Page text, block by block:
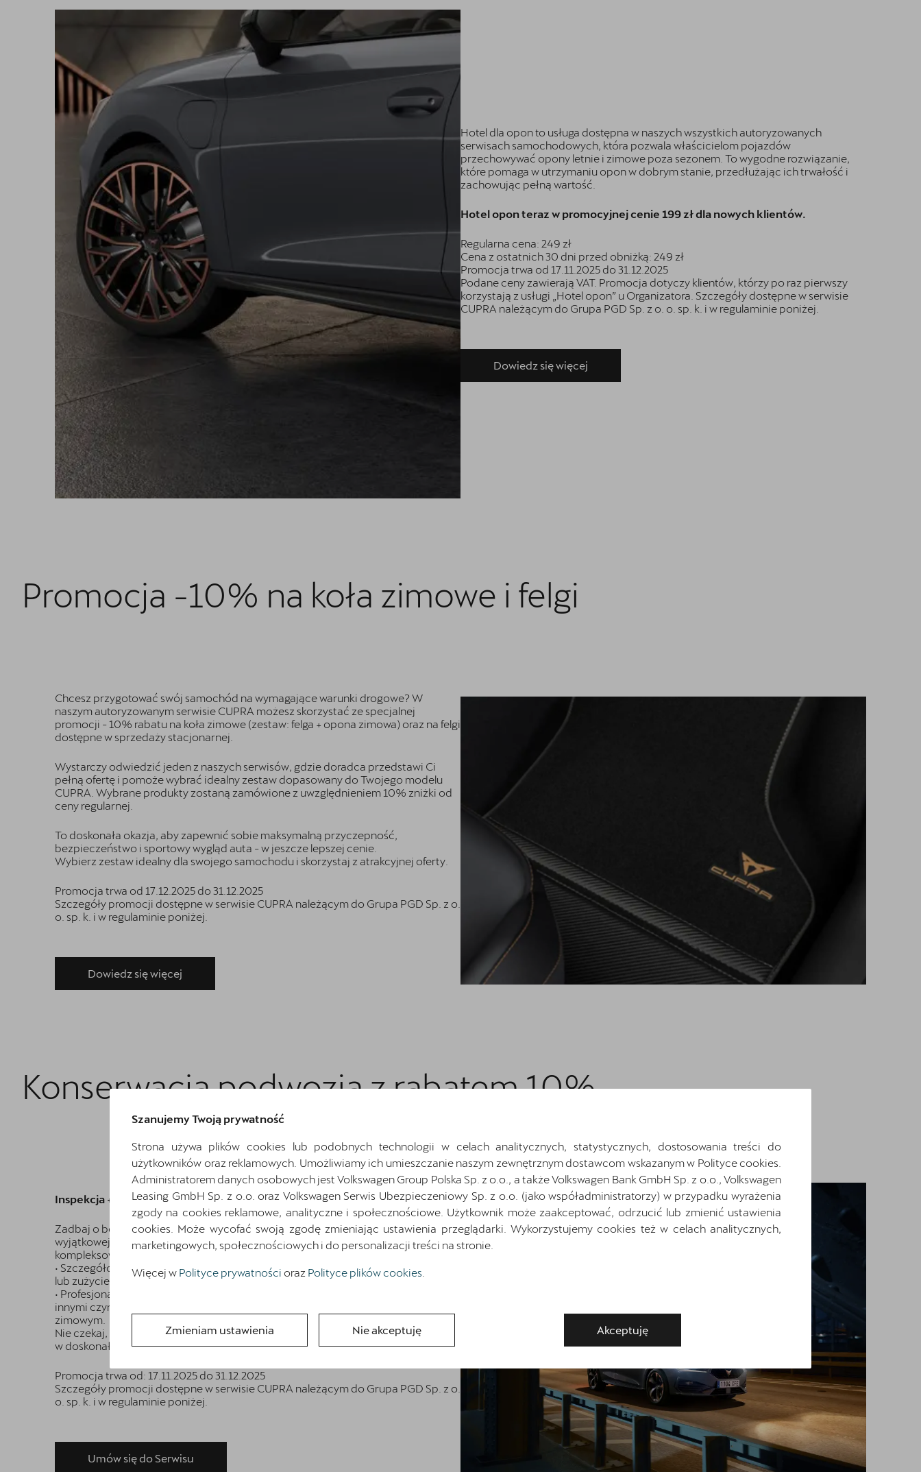
Finansowanie
Serwis
Oryginalne części zamienne
Akcesoria CUPRA
Hotel dla opon to usługa dostępna w naszych wszystkich autoryzowanych
serwisach samochodowych, która pozwala właścicielom pojazdów
przechowywać opony letnie i zimowe poza sezonem. To wygodne rozwiązanie,
które pomaga w utrzymaniu opon w dobrym stanie, przedłużając ich trwałość i
zachowując pełną wartość.
Hotel opon teraz w promocyjnej cenie 199 zł dla nowych klientów.
Regularna cena: 249 zł
Cena z ostatnich 30 dni przed obniżką: 249 zł
Promocja trwa od 17.11.2025 do 31.12.2025
Podane ceny zawierają VAT. Promocja dotyczy klientów, którzy po raz pierwszy
korzystają z usługi „Hotel opon” u Organizatora. Szczegóły dostępne w serwisie
CUPRA należącym do Grupa PGD Sp. z o. o. sp. k. i w regulaminie poniżej.
Dowiedz się więcej
Promocja -10% na koła zimowe i felgi
Chcesz przygotować swój samochód na wymagające warunki drogowe? W
naszym autoryzowanym serwisie CUPRA możesz skorzystać ze specjalnej
promocji - 10% rabatu na koła zimowe (zestaw: felga + opona zimowa) oraz na felgi
dostępne w sprzedaży stacjonarnej.
Wystarczy odwiedzić jeden z naszych serwisów, gdzie doradca przedstawi Ci
pełną ofertę i pomoże wybrać idealny zestaw dopasowany do Twojego modelu
CUPRA. Wybrane produkty zostaną zamówione z uwzględnieniem 10% zniżki od
ceny regularnej.
To doskonała okazja, aby zapewnić sobie maksymalną przyczepność,
bezpieczeństwo i sportowy wygląd auta - w jeszcze lepszej cenie.
Wybierz zestaw idealny dla swojego samochodu i skorzystaj z atrakcyjnej oferty.
Promocja trwa od 17.12.2025 do 31.12.2025
Szczegóły promocji dostępne w serwisie CUPRA należącym do Grupa PGD Sp. z o.
o. sp. k. i w regulaminie poniżej.
Dowiedz się więcej
Konserwacja podwozia z rabatem 10%
Inspekcja + konserwacja podwozia -10%!
Zadbaj o bezpieczeństwo i długowieczność swojego pojazdu, korzystając z
wyjątkowej oferty w naszym serwisie. Teraz oferujemy 10% rabatu na
kompleksową usługę, która obejmuje:
• Szczegółową inspekcję podwozia, aby wykryć wszelkie potencjalne uszkodzenia
lub zużycie.
• Profesjonalną konserwację podwozia, która zapewni ochronę przed korozją i
innymi czynnikami zewnętrznymi, szczególnie ważną w okresie jesienno-
zimowym.
Nie czekaj, skorzystaj z promocji już teraz i ciesz się pewnością, że Twoje auto jest
w doskonałej kondycji!
Promocja trwa od: 17.11.2025 do 31.12.2025
Szczegóły promocji dostępne w serwisie CUPRA należącym do Grupa PGD Sp. z o.
o. sp. k. i w regulaminie poniżej.
Umów się do Serwisu
Szanujemy Twoją prywatność
Strona używa plików cookies lub podobnych technologii w celach analitycznych, statystycznych, dostosowania treści do
użytkowników oraz reklamowych. Umożliwiamy ich umieszczanie naszym zewnętrznym dostawcom wskazanym w Polityce cookies.
Administratorem danych osobowych jest Volkswagen Group Polska Sp. z o.o., a także Volkswagen Bank GmbH Sp. z o.o., Volkswagen
Leasing GmbH Sp. z o.o. oraz Volkswagen Serwis Ubezpieczeniowy Sp. z o.o. (jako współadministratorzy) w przypadku wyrażenia
zgody na cookies reklamowe, analityczne i społecznościowe. Użytkownik może zaakceptować, odrzucić lub zmienić ustawienia
cookies. Może wycofać swoją zgodę zmieniając ustawienia przeglądarki. Wykorzystujemy cookies też w celach analitycznych,
marketingowych, społecznościowych i do personalizacji treści na stronie.
Więcej w Polityce prywatności oraz Polityce plików cookies
Zmieniam ustawienia Nie akceptuję Akceptuję